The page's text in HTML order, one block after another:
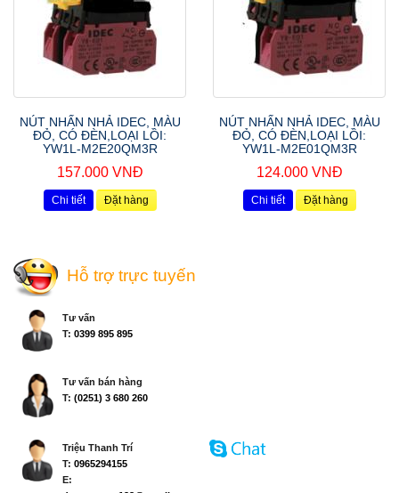
NÚT NHẤN NHẢ IDEC, MÀU
ĐỎ, CÓ ĐÈN,LOẠI LỒI:
YW1L-M2E20QM3R
157.000 VNĐ
Chi tiết Đặt hàng
NÚT NHẤN NHẢ IDEC, MÀU
ĐỎ, CÓ ĐÈN,LOẠI LỒI:
YW1L-M2E01QM3R
124.000 VNĐ
Chi tiết Đặt hàng
Hỗ trợ trực tuyến
Tư vấn
T: 0399 895 895
Tư vấn bán hàng
T: (0251) 3 680 260
Triệu Thanh Trí
T: 0965294155
E: